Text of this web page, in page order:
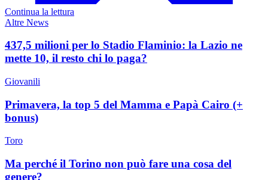
Continua la lettura
Altre News
437,5 milioni per lo Stadio Flaminio: la Lazio ne
mette 10, il resto chi lo paga?
Giovanili
Primavera, la top 5 del Mamma e Papà Cairo (+
bonus)
Toro
Ma perché il Torino non può fare una cosa del
genere?